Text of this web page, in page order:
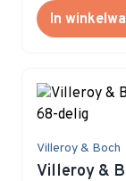
In
Villeroy & Boch
Villeroy &